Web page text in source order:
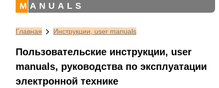
MANUALS
Главная Инструкции, user manuals
Пользовательские инструкции, user
manuals, руководства по эксплуатации
электронной технике